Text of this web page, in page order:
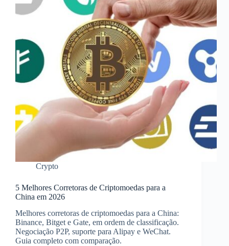
Crypto
5 Melhores Corretoras de Criptomoedas para a
China em 2026
Melhores corretoras de criptomoedas para a China:
Binance, Bitget e Gate, em ordem de classificação.
Negociação P2P, suporte para Alipay e WeChat.
Guia completo com comparação.